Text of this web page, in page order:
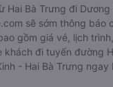
Hai Bà Trưng đi
sẽ sớm thông báo
gồm giá vé, lịch
khách đi tuyến đường
- Hai Bà Trưng